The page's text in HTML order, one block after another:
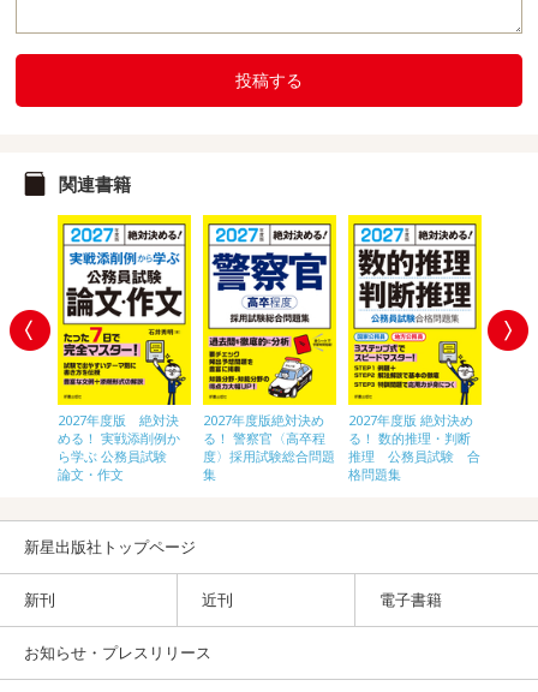
投稿する
関連書籍
2027年度版 絶対決
める！ 実戦添削例か
ら学ぶ 公務員試験
論文・作文
2027年度版絶対決め
る！ 警察官〈高卒程
度〉採用試験総合問題
集
2027年度版 絶対決め
る！ 数的推理・判断
推理 公務員試験 合
格問題集
新星出版社トップページ
新刊 近刊 電子書籍
お知らせ・プレスリリース